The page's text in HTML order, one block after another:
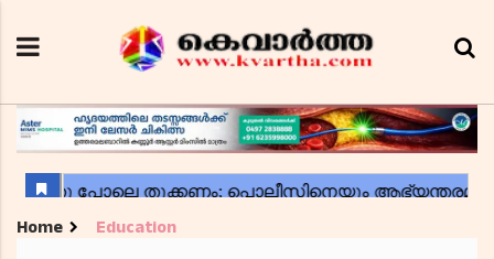
Home Education